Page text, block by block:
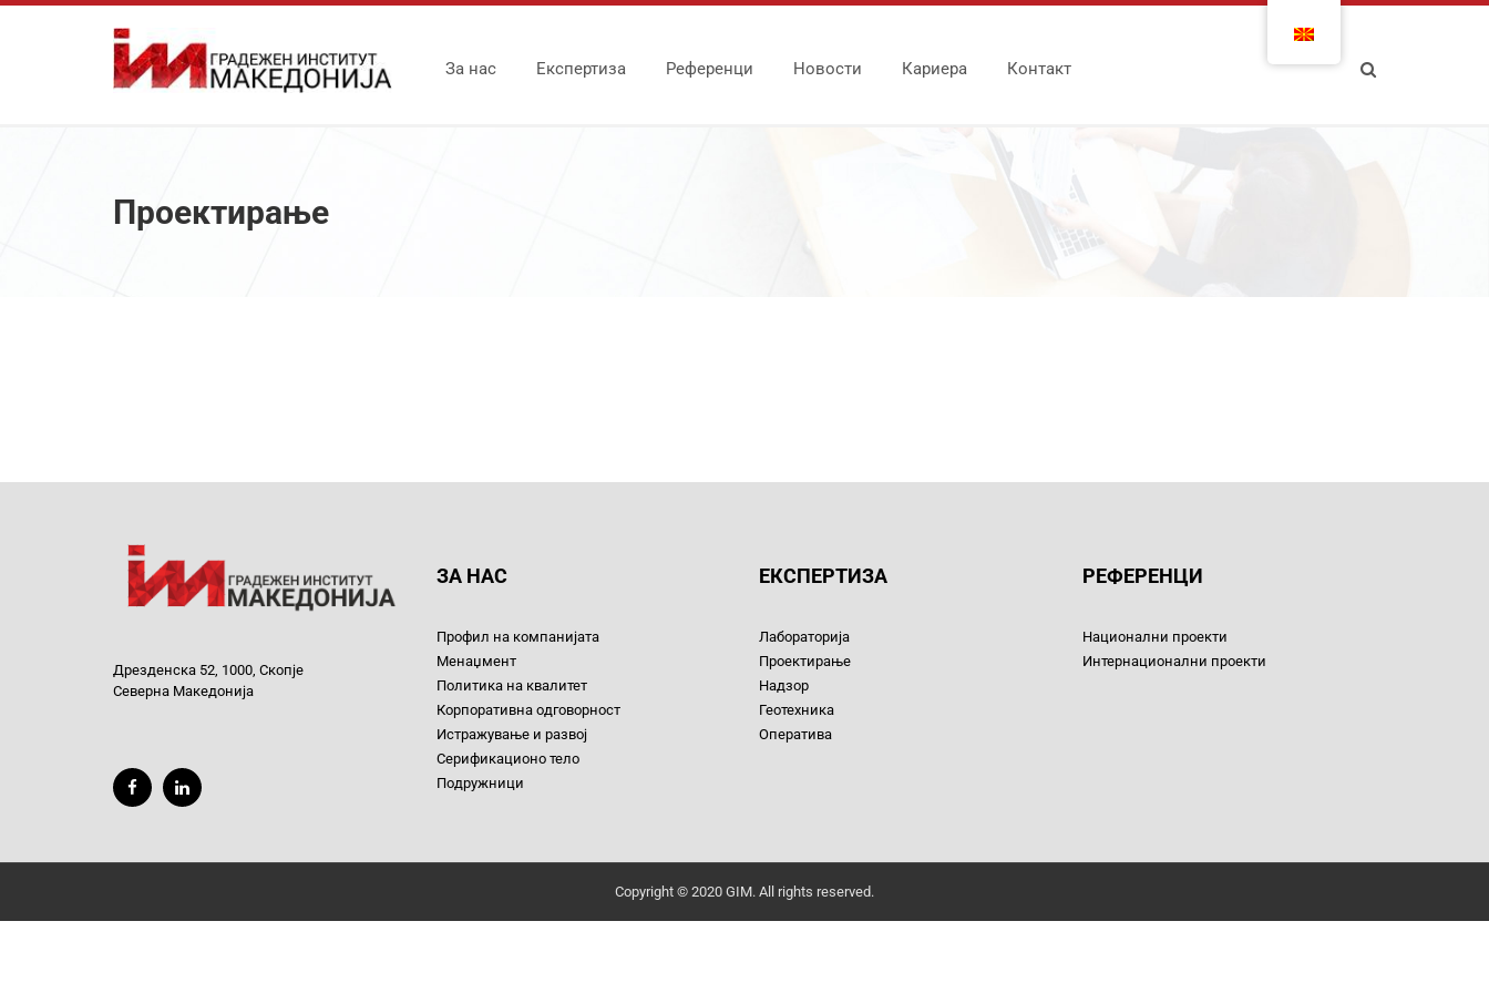
За нас Експертиза Референци Новости Кариера Контакт
Проектирање
Дрезденска 52, 1000, Скопје
Северна Македонија
ЗА НАС
Профил на компанијата
Менаџмент
Политика на квалитет
Корпоративна одговорност
Истражување и развој
Серификационо тело
Подружници
ЕКСПЕРТИЗА
Лабораторија
Проектирање
Надзор
Геотехника
Оператива
РЕФЕРЕНЦИ
Национални проекти
Интернационални проекти
Copyright © 2020 GIM. All rights reserved.